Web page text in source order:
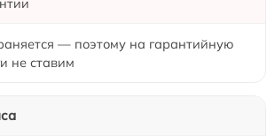
— поэтому на гарантийную
не ставим